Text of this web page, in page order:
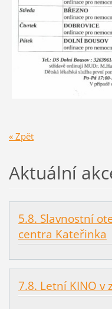
« Zpět
Aktuální
5.8. Slavnostní
centra Kateřinka
7.8. Letní KINO v